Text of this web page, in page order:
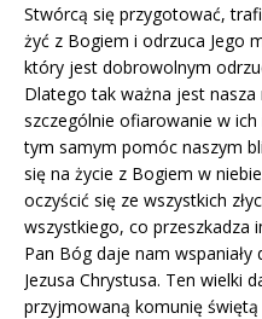
Stwórcą się przygotować,
żyć z Bogiem i odrzuca Jego
który jest dobrowolnym
Dlatego tak ważna jest nasza
szczególnie ofiarowanie w
tym samym pomóc naszym
się na życie z Bogiem w
oczyścić się ze wszystkich
wszystkiego, co przeszkadza
Pan Bóg daje nam wspaniały
Jezusa Chrystusa. Ten wielki
przyjmowaną komunię